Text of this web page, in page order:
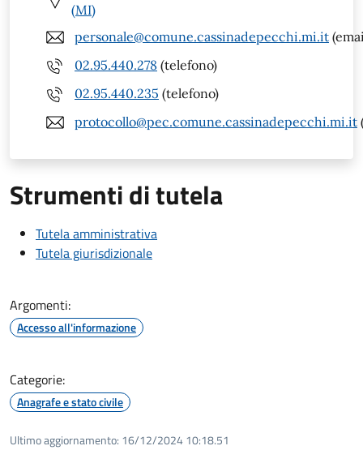
(MI)
personale@comune.cassinadepecchi.mi.it
02.95.440.278 (telefono)
02.95.440.235 (telefono)
protocollo@pec.comune.cassinadepecchi.mi.it
Strumenti di tutela
Tutela amministrativa
Tutela giurisdizionale
Argomenti:
Accesso all'informazione
Categorie:
Anagrafe e stato civile
Ultimo aggiornamento: 16/12/2024 10:18.51